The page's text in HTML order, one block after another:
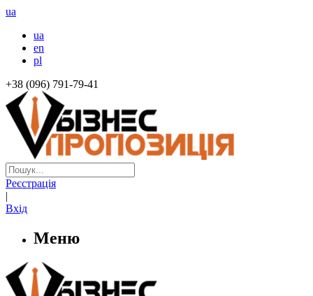
ua
ua
en
pl
+38 (096) 791-79-41
Реєстрація
|
Вхід
Меню